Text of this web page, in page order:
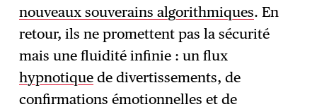
nouveaux souverains algorithmiques. En
retour, ils ne promettent pas la sécurité
mais une fluidité infinie : un flux
hypnotique de divertissements, de
confirmations émotionnelles et de